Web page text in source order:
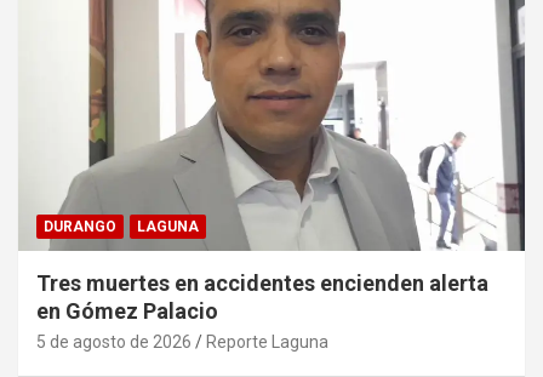
DURANGO LAGUNA
Tres muertes en accidentes encienden alerta
en Gómez Palacio
5 de agosto de 2026 Reporte Laguna